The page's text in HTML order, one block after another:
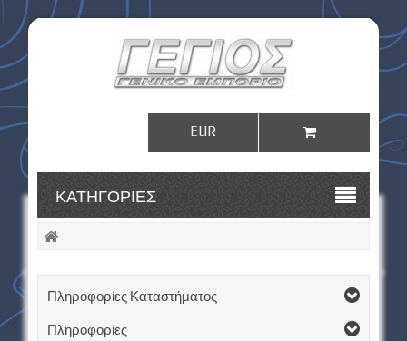
EUR
ΚΑΤΗΓΟΡΊΕΣ
Πληροφορίες Καταστήματος
Πληροφορίες